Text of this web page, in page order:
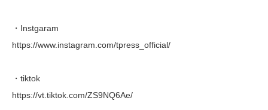
・Instgaram
https://www.instagram.com/tpress_official/
・tiktok
https://vt.tiktok.com/ZS9NQ6Ae/